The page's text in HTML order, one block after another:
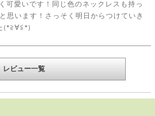
愛いです！同じ色のネックレスも持っ
思います！さっそく明日からつけていき
(*≧∀≦*)
レビュー一覧